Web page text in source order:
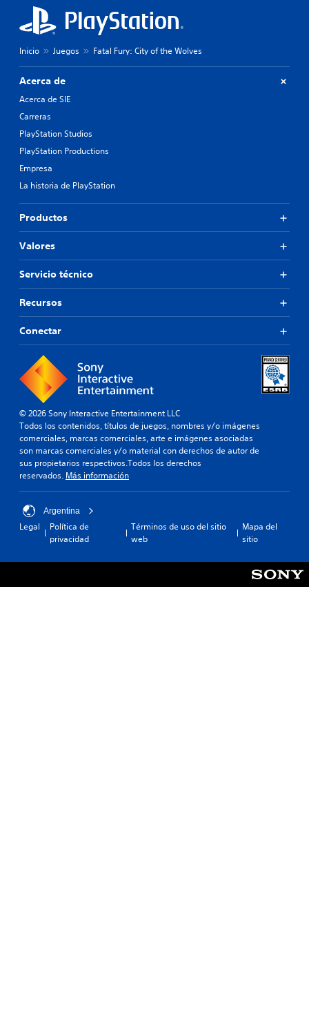
Inicio Juegos Fatal Fury: City of the Wolves
Acerca de
Acerca de SIE
Carreras
PlayStation Studios
PlayStation Productions
Empresa
La historia de PlayStation
Productos
Valores
Servicio técnico
Recursos
Conectar
© 2026 Sony Interactive Entertainment LLC
Todos los contenidos, títulos de juegos, nombres y/o imágenes
comerciales, marcas comerciales, arte e imágenes asociadas
son marcas comerciales y/o material con derechos de autor de
sus propietarios respectivos.Todos los derechos
reservados. Más información
Argentina
Legal
Política de
privacidad
Términos de uso del sitio
web
Mapa del
sitio